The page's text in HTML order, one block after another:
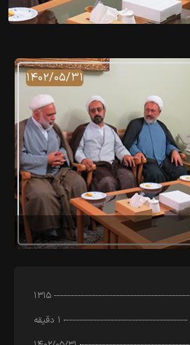
۱۴۰۲/۰۵/۳۱
۱۳۱۵
۱ دقیقه